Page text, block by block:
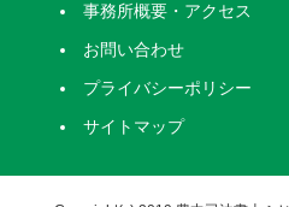
事務所概要・アクセス
お問い合わせ
プライバシーポリシー
サイトマップ